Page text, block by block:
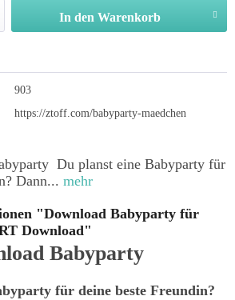
In den Warenkorb
903
https://ztoff.com/babyparty-maedchen
Du planst eine Babyparty für
Dann... mehr
"Download Babyparty für
Download"
Babyparty
für deine beste Freundin?